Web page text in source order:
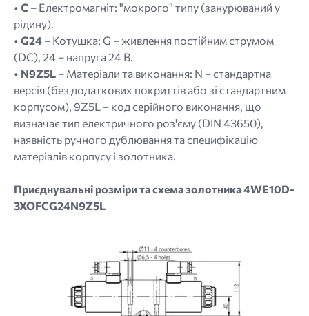
• C – Електромагніт: "мокрого" типу (занурюваний у
рідину).
• G24 – Котушка: G – живлення постійним струмом
(DC), 24 – напруга 24 В.
• N9Z5L – Матеріали та виконання: N – стандартна
версія (без додаткових покриттів або зі стандартним
корпусом), 9Z5L – код серійного виконання, що
визначає тип електричного роз'єму (DIN 43650),
наявність ручного дублювання та специфікацію
матеріалів корпусу і золотника.
Приєднувальні розміри та схема золотника 4WE10D-
3XOFCG24N9Z5L